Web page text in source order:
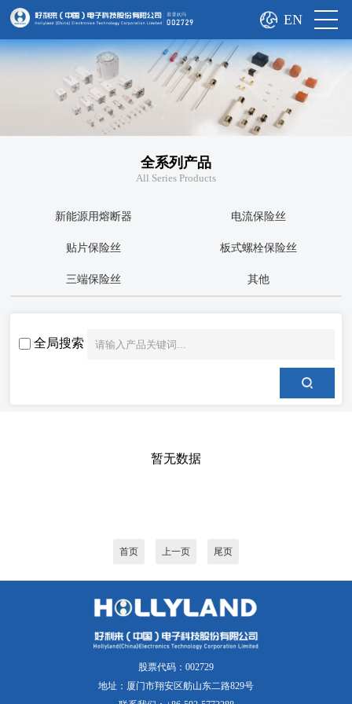
EN
全系列产品
All Series Products
新能源用熔断器 电流保险丝
贴片保险丝 板式螺栓保险丝
三端保险丝 其他
全局搜索
暂无数据
首页 上一页 尾页
股票代码：002729
地址：厦门市翔安区舫山东二路829号